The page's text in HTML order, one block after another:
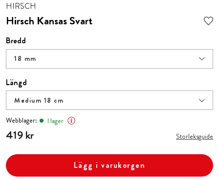
HIRSCH
Hirsch Kansas Svart
Bredd
18 mm
Längd
Medium 18 cm
Webblager: I lager
Pris:419 kr
419 kr Storleksguide
Lägg i varukorgen